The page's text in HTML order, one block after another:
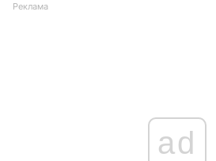
Реклама
ad